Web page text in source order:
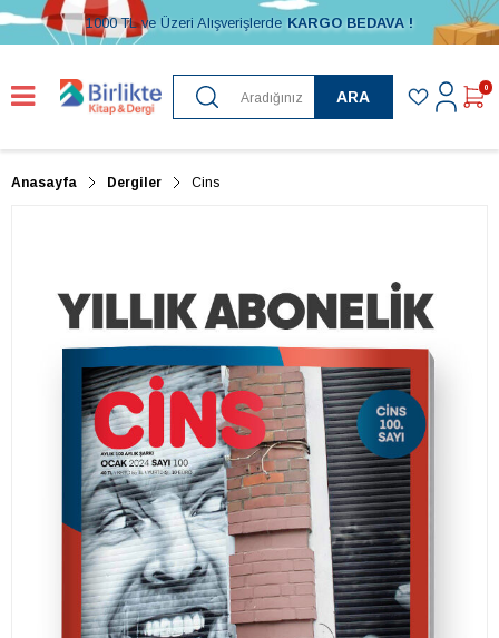
1000 TL ve Üzeri Alışverişlerde KARGO BEDAVA !
ARA
0
Anasayfa Dergiler Cins